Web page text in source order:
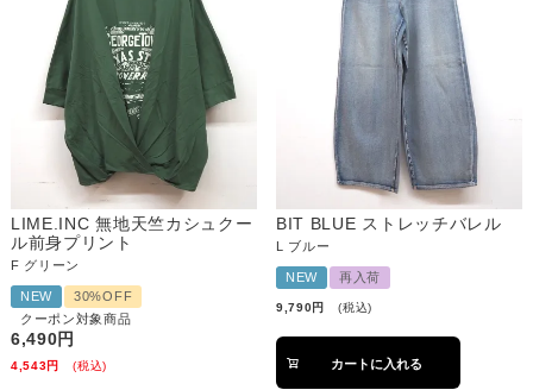
LIME.INC 無地天竺カシュクー
ル前身プリント
F グリーン
NEW
30%OFF
クーポン対象商品
6,490
4,543 税込
BIT BLUE ストレッチバレル
L ブルー
NEW 再入荷
9,790 税込
カートに入れる